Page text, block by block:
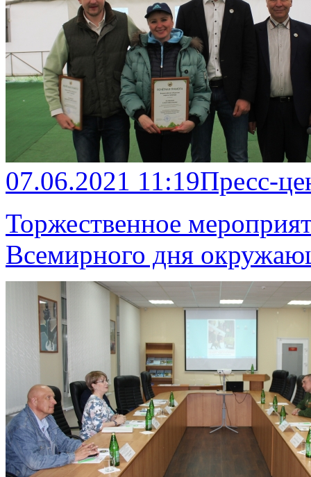
07.06.2021 11:19Пресс-
Торжественное
Всемирного дня